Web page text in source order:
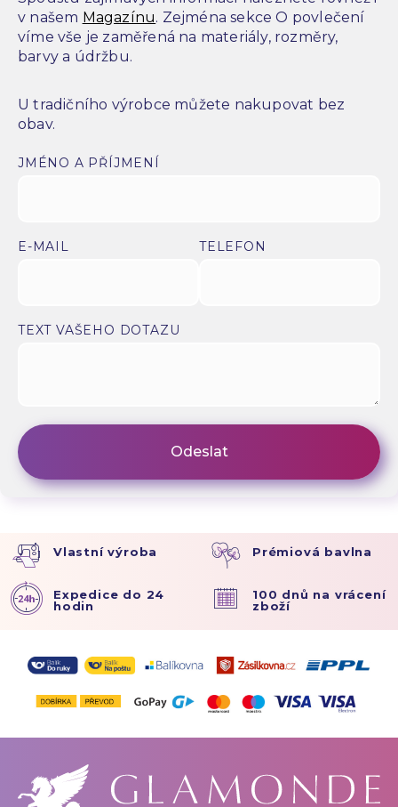
v našem Magazínu. Zejména sekce O povlečení
víme vše je zaměřená na materiály, rozměry,
barvy a údržbu.
U tradičního výrobce můžete nakupovat bez
obav.
JMÉNO A PŘÍJMENÍ
E-MAIL TELEFON
TEXT VAŠEHO DOTAZU
Vlastní výroba Prémiová bavlna
Expedice do 24
hodin
100 dnů na vrácení
zboží